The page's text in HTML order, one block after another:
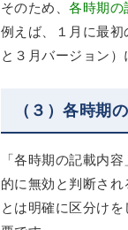
そのため、各時期の
例えば、１月に最
と３月バージョン）
（３）各時期
「各時期の記載内
的に無効と判断さ
とは明確に区分け